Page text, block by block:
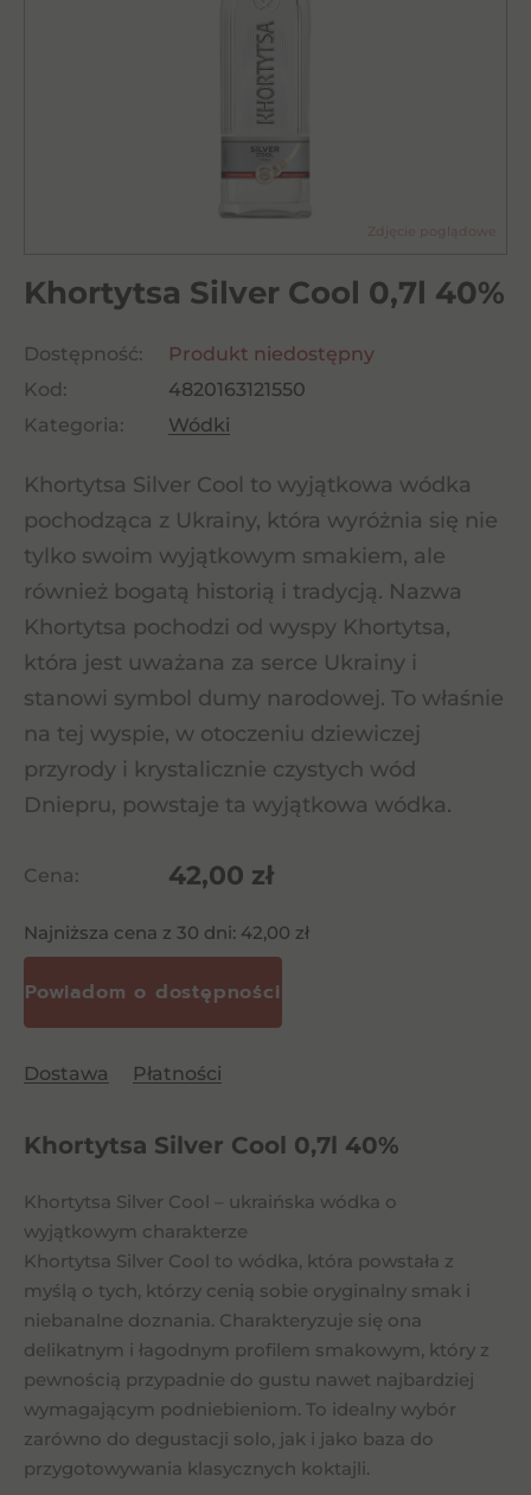
Khortytsa Silver Cool 0,7l 40%
Dostępność:
Produkt niedostępny
Kod:
4820163121550
Kategoria:
Wódki
Khortytsa Silver Cool to wyjątkowa wódka
pochodząca z Ukrainy, która wyróżnia się nie
tylko swoim wyjątkowym smakiem, ale
również bogatą historią i tradycją. Nazwa
Khortytsa pochodzi od wyspy Khortytsa,
która jest uważana za serce Ukrainy i
stanowi symbol dumy narodowej. To właśnie
na tej wyspie, w otoczeniu dziewiczej
przyrody i krystalicznie czystych wód
Dniepru, powstaje ta wyjątkowa wódka.
Cena: 42,00 zł
Najniższa cena z 30 dni: 42,00 zł
Dostawa Płatności
Khortytsa Silver Cool 0,7l 40%
Khortytsa Silver Cool – ukraińska wódka o
wyjątkowym charakterze
Khortytsa Silver Cool to wódka, która powstała z
myślą o tych, którzy cenią sobie oryginalny smak i
niebanalne doznania. Charakteryzuje się ona
delikatnym i łagodnym profilem smakowym, który z
pewnością przypadnie do gustu nawet najbardziej
wymagającym podniebieniom. To idealny wybór
zarówno do degustacji solo, jak i jako baza do
przygotowywania klasycznych koktajli.